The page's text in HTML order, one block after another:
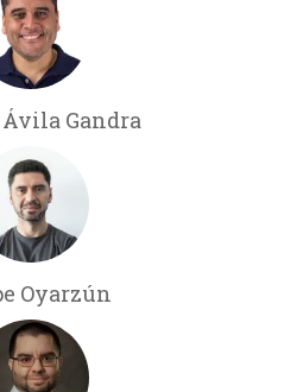
Gandra
Oyarzún